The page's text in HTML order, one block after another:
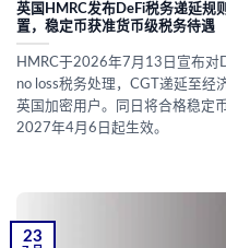
英国HMRC发布DeFi税务递延规
置，稳定币获准货币级税务待遇
HMRC于2026年7月13日宣布对
no loss税务处理，CGT递延至经
英国加密用户。同日将合格稳定
2027年4月6日起生效。
23